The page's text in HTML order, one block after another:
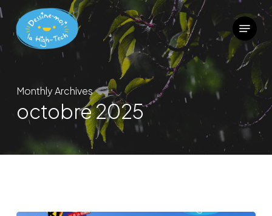
Skip
main
Menu
Monthly Archives
octobre 2025